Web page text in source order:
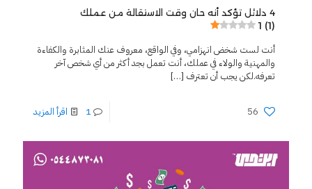
4 دلائل تؤكد أنه حان وقت الاستقالة من عملك
1 (1)
أنت لست شخض انهزامي، وفي الواقع، معروف عنك المثابرة والكفاءة
والمهنية والولاء في عملك، أنت تعمل بجد أكثر من أي شخص آخر
تعرفه.لكن يجب أن تعترف […]
56
1 اقرأ المزيد